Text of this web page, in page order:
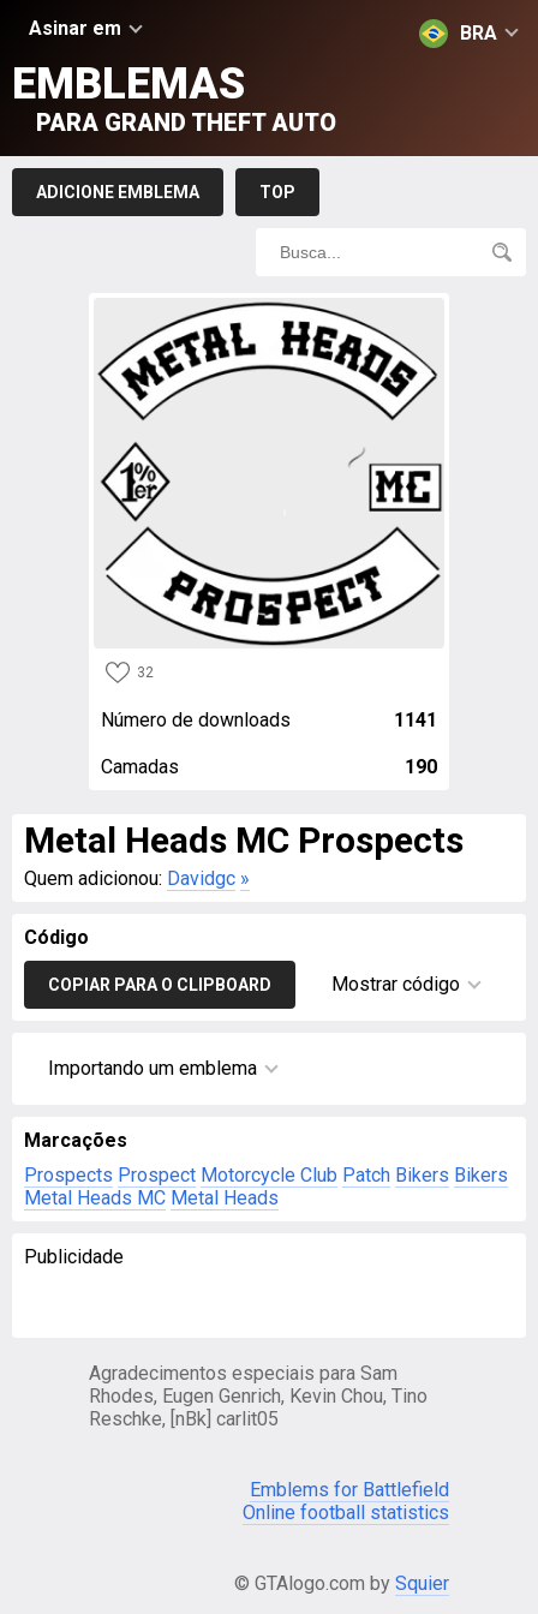
Asinar em BRA
EMBLEMAS
PARA GRAND THEFT AUTO
ADICIONE EMBLEMA TOP
32
Número de downloads 1141
Camadas 190
Metal Heads MC Prospects
Quem adicionou: Davidgc »
Código
COPIAR PARA O CLIPBOARD Mostrar código
Importando um emblema
Marcações
Prospects Prospect Motorcycle Club Patch Bikers Bikers
Metal Heads MC Metal Heads
Publicidade
Agradecimentos especiais para Sam
Rhodes, Eugen Genrich, Kevin Chou, Tino
Reschke, [nBk] carlit05
Emblems for Battlefield
Online football statistics
© GTAlogo.com by Squier